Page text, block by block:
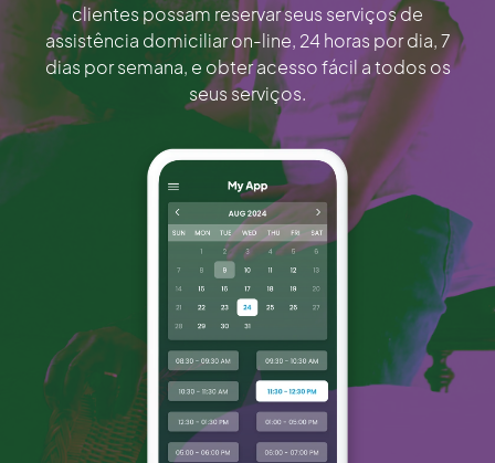
clientes possam reservar seus serviços de
assistência domiciliar on-line, 24 horas por dia, 7
dias por semana, e obter acesso fácil a todos os
seus serviços.